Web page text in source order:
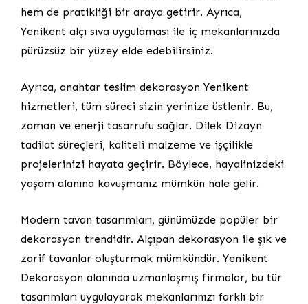
hem de pratikliği bir araya getirir. Ayrıca,
Yenikent alçı sıva uygulaması ile iç mekanlarınızda
pürüzsüz bir yüzey elde edebilirsiniz.
Ayrıca, anahtar teslim dekorasyon Yenikent
hizmetleri, tüm süreci sizin yerinize üstlenir. Bu,
zaman ve enerji tasarrufu sağlar. Dilek Dizayn
tadilat süreçleri, kaliteli malzeme ve işçilikle
projelerinizi hayata geçirir. Böylece, hayalinizdeki
yaşam alanına kavuşmanız mümkün hale gelir.
Modern tavan tasarımları, günümüzde popüler bir
dekorasyon trendidir. Alçıpan dekorasyon ile şık ve
zarif tavanlar oluşturmak mümkündür. Yenikent
Dekorasyon alanında uzmanlaşmış firmalar, bu tür
tasarımları uygulayarak mekanlarınızı farklı bir